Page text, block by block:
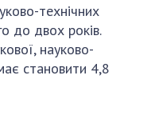
технічних
до двох років.
науково-
становити 4,8